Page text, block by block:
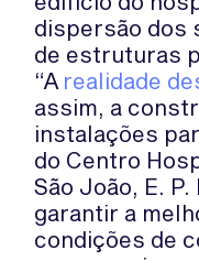
dispersão dos
de estruturas
“A realidade
assim, a
instalações
do Centro
São João, E.
garantir a
condições de